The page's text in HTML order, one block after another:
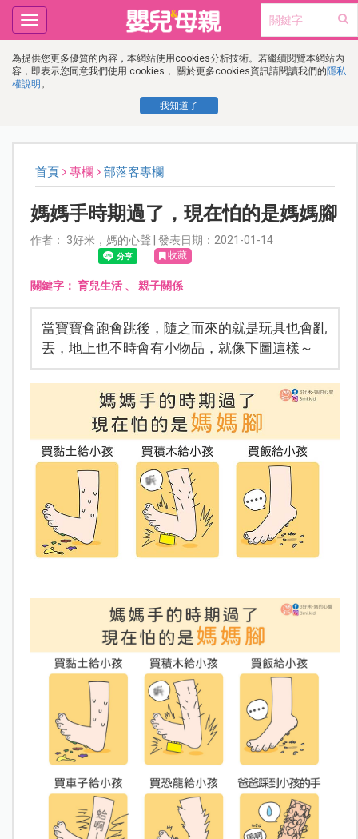
為提供您更多優質的內容，本網站使用cookies分析技術。若繼續閱覽本網站內
容，即表示您同意我們使用 cookies， 關於更多cookies資訊請閱讀我們的隱私
權說明 。
我知道了
Toggle
navigation
首頁 專欄 部落客專欄
媽媽手時期過了，現在怕的是媽媽腳
作者： 3好米，媽的心聲 | 發表日期：2021-01-14
收藏
關鍵字： 育兒生活、 親子關係
當寶寶會跑會跳後，隨之而來的就是玩具也會亂
丟，地上也不時會有小物品，就像下圖這樣～